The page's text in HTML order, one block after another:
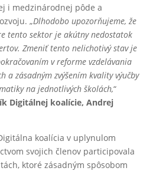
i medzinárodnej pôde a
„Dlhodobo upozorňujeme, že
tento sektor je akútny nedostatok
Zmeniť tento nelichotivý stav je
v reforme vzdelávania
a zásadným zvýšením kvality výučby
na jednotlivých školách,“
Digitálnej koalície, Andrej
koalícia v uplynulom
svojich členov participovala
ktoré zásadným spôsobom